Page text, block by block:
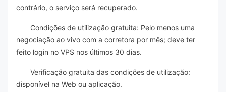
contrário, o serviço será recuperado.
Condições de utilização gratuita: Pelo menos uma
negociação ao vivo com a corretora por mês; deve ter
feito login no VPS nos últimos 30 dias.
Verificação gratuita das condições de utilização:
disponível na Web ou aplicação.